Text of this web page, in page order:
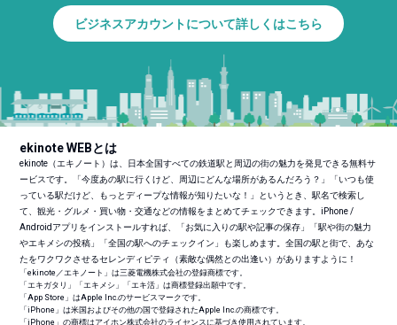
ビジネスアカウントについて詳しくはこちら
ekinote WEBとは
ekinote（エキノート）は、日本全国すべての鉄道駅と周辺の街の魅力を発見できる無料サ
ービスです。「今度あの駅に行くけど、周辺にどんな場所があるんだろう？」「いつも使
っている駅だけど、もっとディープな情報が知りたいな！」というとき、駅名で検索し
て、観光・グルメ・買い物・交通などの情報をまとめてチェックできます。iPhone /
Androidアプリをインストールすれば、「お気に入りの駅や記事の保存」「駅や街の魅力
やエキメシの投稿」「全国の駅へのチェックイン」も楽しめます。全国の駅と街で、あな
たをワクワクさせるセレンディピティ（素敵な偶然との出逢い）がありますように！
「ekinote／エキノート」は三菱電機株式会社の登録商標です。
「エキガタリ」「エキメシ」「エキ活」は商標登録出願中です。
「App Store」はApple Inc.のサービスマークです。
「iPhone」は米国およびその他の国で登録されたApple Inc.の商標です。
「iPhone」の商標はアイホン株式会社のライセンスに基づき使用されています。